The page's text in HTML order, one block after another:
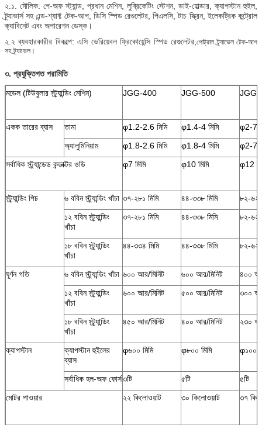
২.১. মৌলিক: পে-অফ স্ট্যান্ড, প্রধান মেশিন, লুব্রিকেটিং স্টেশন, ডাই-হোল্ডার, ক্যাপস্টান হুইল,
ট্র্যাভার্স সহ এন্ড-শ্যাফ্ট টেক-আপ, ডিসি স্পিড রেগুলেটর, পিএলসি, টাচ স্ক্রিন, ইলেকট্রিক কন্ট্রোল
ক্যাবিনেট এবং অপারেশন ডেস্ক।
২.২ ব্যবহারকারীর বিকল্পে: এসি ভেরিয়েবল ফ্রিকোয়েন্সি স্পিড রেগুলেটর,পোট্রাল ট্র্যাভেল টেক-আপ
সহ ট্র্যাভেল।
৩. প্রযুক্তিগত পরামিতি
মডেল (টিউবুলার স্ট্র্যান্ডিং মেশিন) JGG-400 JGG-500 JGG-
একক তারের ব্যাস তামা φ1.2-2.6 মিমি φ1.4-4 মিমি
φ2-7
অ্যালুমিনিয়াম
φ1.8-2.6 মিমি φ1.8-4 মিমি
φ2-7
সর্বাধিক স্ট্র্যান্ডেড কন্ডাক্টর ওডি
φ7 মিমি φ10 মিমি φ12
স্ট্র্যান্ডিং পিচ ৬ ববিন স্ট্র্যান্ডিং খাঁচা ৩৭-২৮১ মিমি ৪৪-৩৩৮ মিমি
৮২-৬২০
১২ ববিন স্ট্র্যান্ডিং
খাঁচা
৩৭-২৮১ মিমি ৪৪-৩৩৮ মিমি ৮২-৬২০
১৮ ববিন স্ট্র্যান্ডিং
খাঁচা
৪৪-৩৩৪ মিমি ৪৪-৩৩৮ মিমি ৮২-৬২০
ঘূর্ণন গতি ৬ ববিন স্ট্র্যান্ডিং খাঁচা ৬০০ আর/মিনিট ৬০০ আর/মিনিট
৪০০
১২ ববিন স্ট্র্যান্ডিং
খাঁচা
৬০০ আর/মিনিট ৫০০ আর/মিনিট ৩০০
১৮ ববিন স্ট্র্যান্ডিং
খাঁচা
৪৫০ আর/মিনিট ৪০০ আর/মিনিট ২৩০
ক্যাপস্টান
ক্যাপস্টান হুইলের
ব্যাস
φ৬০০ মিমি φ৮০০ মিমি φ১০০০
সর্বাধিক হল-অফ ফোর্স৩টি ৫টি
৫টি
মোটর পাওয়ার
২২ কিলোওয়াট ৩০ কিলোওয়াট ৩৭